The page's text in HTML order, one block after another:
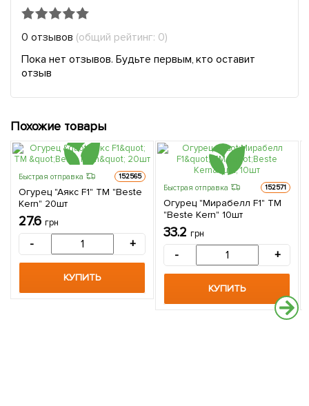
0 отзывов (общий рейтинг: 0)
Пока нет отзывов. Будьте первым, кто оставит
отзыв
Похожие товары
Быстрая отправка 152565
Огурец "Аякс F1" ТМ "Beste
Kern" 20шт
27.6 грн
- +
КУПИТЬ
Быстрая отправка 152571
Огурец "Мирабелл F1" ТМ
"Beste Kern" 10шт
33.2 грн
- +
КУПИТЬ